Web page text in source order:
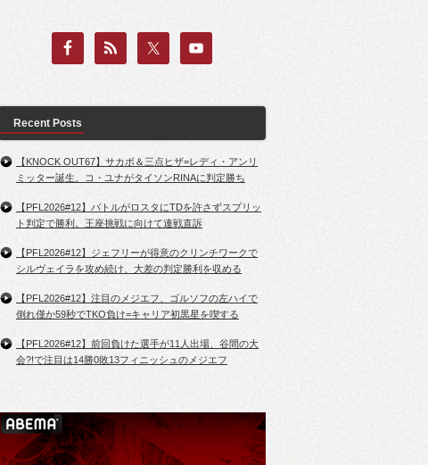
Recent Posts
【KNOCK OUT67】サカボ＆三点ヒザ=レディ・アンリ
ミッター誕生。コ・ユナがタイソンRINAに判定勝ち
【PFL2026#12】バトルがロスタにTDを許さずスプリッ
ト判定で勝利。王座挑戦に向けて連戦直訴
【PFL2026#12】ジェフリーが得意のクリンチワークで
シルヴェイラを攻め続け、大差の判定勝利を収める
【PFL2026#12】注目のメジエフ、ゴルソフの左ハイで
倒れ僅か59秒でTKO負け=キャリア初黒星を喫する
【PFL2026#12】前回負けた選手が11人出場、谷間の大
会?!で注目は14勝0敗13フィニッシュのメジエフ